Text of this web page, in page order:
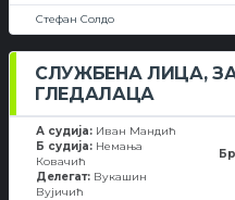
Стефан Солдо
СЛУЖБЕНА ЛИЦА,
ГЛЕДАЛАЦА
А судија: Иван Мандић
Б судија: Немања
Ковачић
Делегат: Вукашин
Вујичић